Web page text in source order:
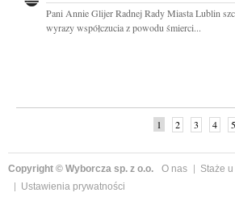
Pani Annie Glijer Radnej Rady Miasta Lublin
wyrazy współczucia z powodu śmierci...
1 2 3 4 5
Copyright © Wyborcza sp. z o.o. O nas Staże
Ustawienia prywatności